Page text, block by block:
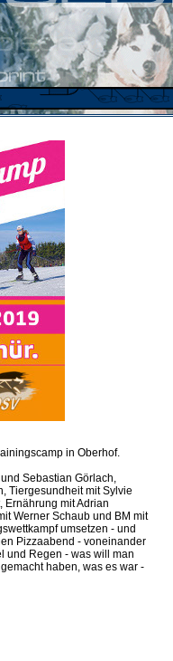
in Oberhof.
Sebastian Görlach,
Tiergesundheit mit Sylvie
Ernährung mit Adrian
Werner Schaub und BM mit
umsetzen - und
Pizzaabend - voneinander
und Regen - was will man
haben, was es war -